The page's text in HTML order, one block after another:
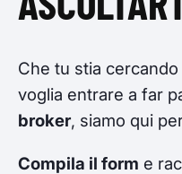
Che tu stia cercando
voglia entrare a far
broker, siamo qui
Compila il form e